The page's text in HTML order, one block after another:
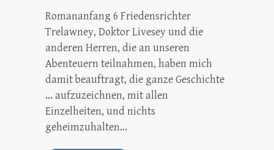
Romananfang 6 Friedensrichter
Trelawney, Doktor Livesey und die
anderen Herren, die an unseren
Abenteuern teilnahmen, haben mich
damit beauftragt, die ganze Geschichte
… aufzuzeichnen, mit allen
Einzelheiten, und nichts
geheimzuhalten…